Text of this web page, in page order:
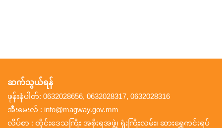
ဆက်သွယ်ရန်
ဖုန်းနံပါတ်: 0632028656, 0632028317, 0632028316
အီးမေးလ် : info@magway.gov.mm
လိပ်စာ : တိုင်းဒေသကြီး အစိုးရအဖွဲ့၊ ရုံးကြီးလမ်း၊ ဆားရွှေကင်းရပ်